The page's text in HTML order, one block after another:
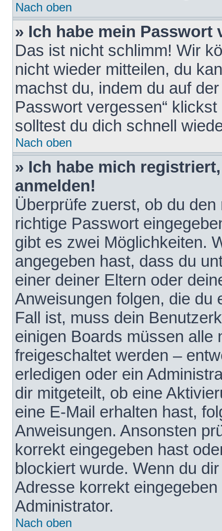
Nach oben
» Ich habe mein Passwort
Das ist nicht schlimm! Wir
nicht wieder mitteilen, du
machst du, indem du auf
Passwort vergessen“
solltest du dich schnell
Nach oben
» Ich habe mich
anmelden!
Überprüfe zuerst, ob du
richtige Passwort
gibt es zwei Möglichkeiten.
angegeben hast, dass du
einer deiner Eltern oder
Anweisungen folgen, die du
Fall ist, muss dein
einigen Boards müssen alle
freigeschaltet werden –
erledigen oder ein
dir mitgeteilt, ob eine
eine E-Mail erhalten hast,
Anweisungen. Ansonsten
korrekt eingegeben hast
blockiert wurde. Wenn du
Adresse korrekt
Administrator.
Nach oben